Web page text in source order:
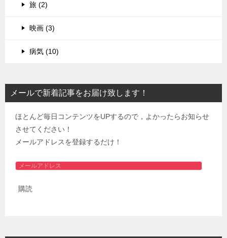
旅 (2)
映画 (3)
病気 (10)
メールで新着記事をお届け致します！
ほとんど毎日コンテンツをUPするので，よかったらお知らせ
させてください！
メールアドレスを登録するだけ！
メ
ル
購読